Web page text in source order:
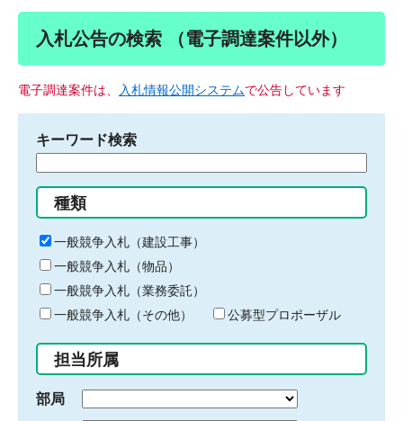
入札公告の検索 （電子調達案件以外）
電子調達案件は、 入札情報公開システムで公告しています
キーワード検索
る
キ
ー
ワ
ー
ド
入
力
種類
一般競争入札（建設工事）
一般競争入札（物品）
一般競争入札（業務委託）
一般競争入札（その他）
公募型プロポーザル
担当所属
部局